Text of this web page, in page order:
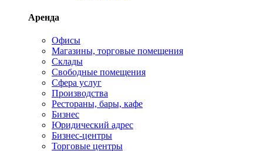
Аренда
Офисы
Магазины, торговые помещения
Склады
Свободные помещения
Сфера услуг
Производства
Рестораны, бары, кафе
Бизнес
Юридический адрес
Бизнес-центры
Торговые центры